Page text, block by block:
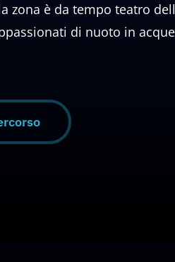
è da tempo teatro
di nuoto in